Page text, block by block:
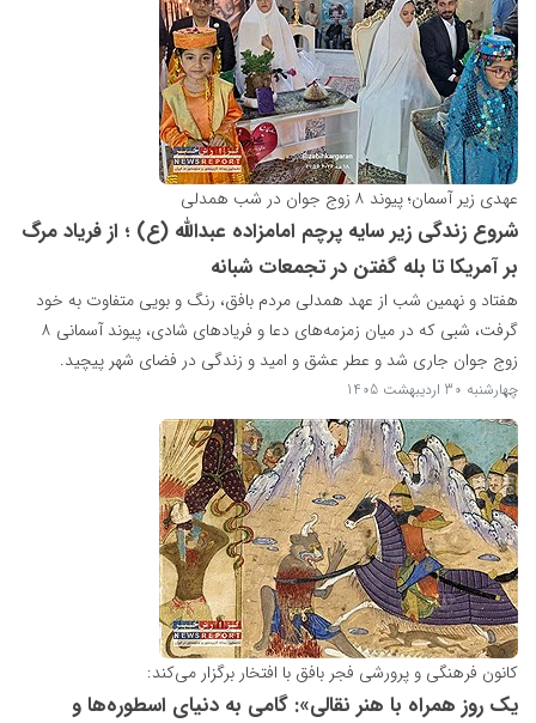
عهدی زیر آسمان؛ پیوند ۸ زوج جوان در شب همدلی
شروع زندگی زیر سایه پرچم امامزاده عبدالله (ع) ؛ از فریاد مرگ
بر آمریکا تا بله گفتن در تجمعات شبانه
هفتاد و نهمین شب از عهد همدلی مردم بافق، رنگ و بویی متفاوت به خود
گرفت، شبی که در میان زمزمه‌های دعا و فریادهای شادی، پیوند آسمانی ۸
زوج جوان جاری شد و عطر عشق و امید و زندگی در فضای شهر پیچید.
...
چهارشنبه 30 اردیبهشت 1405
کانون فرهنگی و پرورشی فجر بافق با افتخار برگزار می‌کند:
یک روز همراه با هنر نقالی»: گامی به دنیای اسطوره‌ها و